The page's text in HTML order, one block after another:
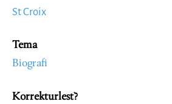
St Croix
Tema
Biografi
Korrekturlest?